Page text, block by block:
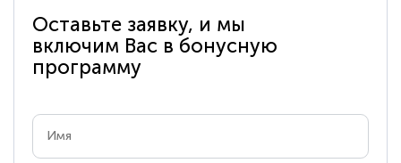
Оставьте заявку, и мы
включим Вас в бонусную
программу